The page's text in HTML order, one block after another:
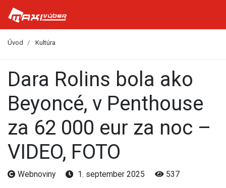
Úvod Kultúra
Dara Rolins bola ako
Beyoncé, v Penthouse
za 62 000 eur za noc –
VIDEO, FOTO
Webnoviny 1. september 2025 537